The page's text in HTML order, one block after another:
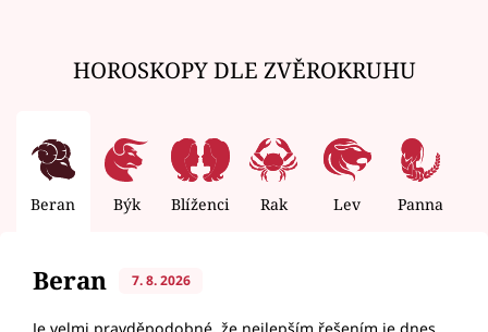
HOROSKOPY DLE ZVĚROKRUHU
Beran Býk Blíženci Rak Lev Panna
Beran 7. 8. 2026